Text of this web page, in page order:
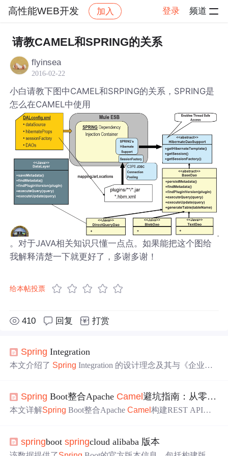
高性能WEB开发 加入 登录 频道
社区 高性能WEB开发 帖子详情
请教CAMEL和SPRING的关系
flyinsea
2016-02-22
小白请教下图中CAMEL和SRPING的关系，SPRING是
怎么在CAMEL中使用
。对于JAVA相关知识只懂一点点。如果能把这个图给
我解释清楚一下就更好了，多谢多谢！
给本帖投票
410 回复 打赏
Spring Integration
本文介绍了 Spring Integration 的设计理念及其与《企业集
pringIntegration 中 Adapter 和 Gateway 的区别，以及 Inbou
nd 和 Outbound 的工作流程。
Spring Boot整合Apache Camel避坑指南：从零构建REST到数据库的集成流水线
本文详解Spring Boot整合ApacheCamel构建REST API数
容错处理、SQL批处理）、SpringBean深度集成（异步调
用、事务边界与补偿机制）、以及监控（Actuator端点）、
springbootspringcloud alibaba 版本